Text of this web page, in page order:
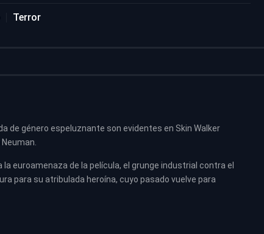
Terror
de género espeluznante son evidentes en Skin Walker
euroamenaza de la película, el grunge industrial contra el
para su atribulada heroína, cuyo pasado vuelve para